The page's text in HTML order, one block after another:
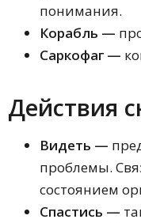
понимания.
Корабль —
Саркофаг —
Действия
Видеть —
проблемы.
состоянием
Спастись —